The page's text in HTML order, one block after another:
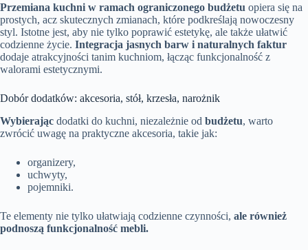
Przemiana kuchni w ramach ograniczonego budżetu opiera się na
prostych, acz skutecznych zmianach, które podkreślają nowoczesny
styl. Istotne jest, aby nie tylko poprawić estetykę, ale także ułatwić
codzienne życie. Integracja jasnych barw i naturalnych faktur
dodaje atrakcyjności tanim kuchniom, łącząc funkcjonalność z
walorami estetycznymi.
Dobór dodatków: akcesoria, stół, krzesła, narożnik
Wybierając dodatki do kuchni, niezależnie od budżetu, warto
zwrócić uwagę na praktyczne akcesoria, takie jak:
organizery,
uchwyty,
pojemniki.
Te elementy nie tylko ułatwiają codzienne czynności, ale również
podnoszą funkcjonalność mebli.